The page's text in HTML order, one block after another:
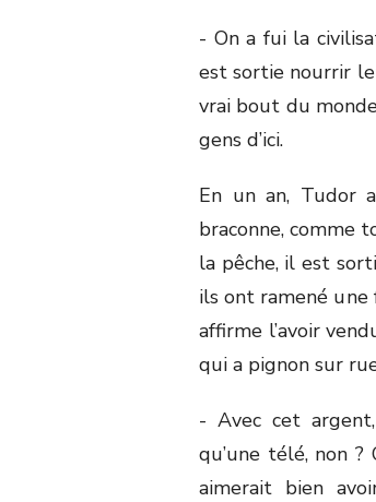
- On a fui la
est sortie nourrir
vrai bout du
gens d’ici.
En un an, Tudor
braconne, comme
la pêche, il est
ils ont ramené
affirme l’avoir
qui a pignon sur
- Avec cet
qu’une télé, non
aimerait bien